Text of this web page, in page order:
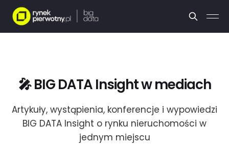
🎤 BIG DATA Insight w mediach
Artykuły, wystąpienia, konferencje i wypowiedzi
BIG DATA Insight o rynku nieruchomości w
jednym miejscu